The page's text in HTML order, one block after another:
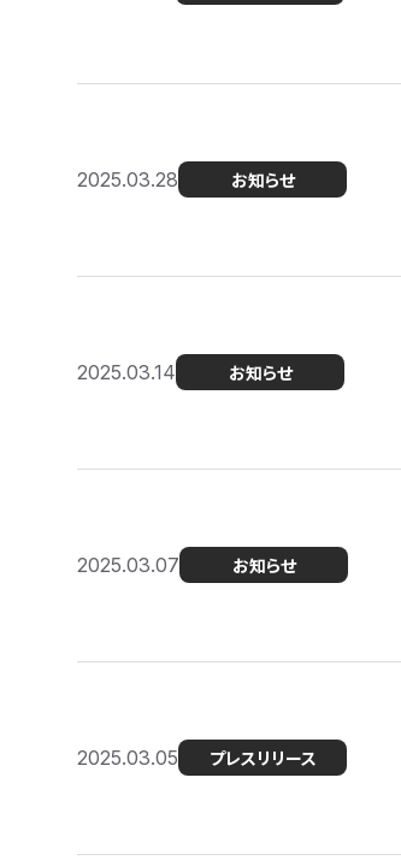
2025.03.28 お知らせ
2025.03.14 お知らせ
2025.03.07 お知らせ
2025.03.05 プレスリリース